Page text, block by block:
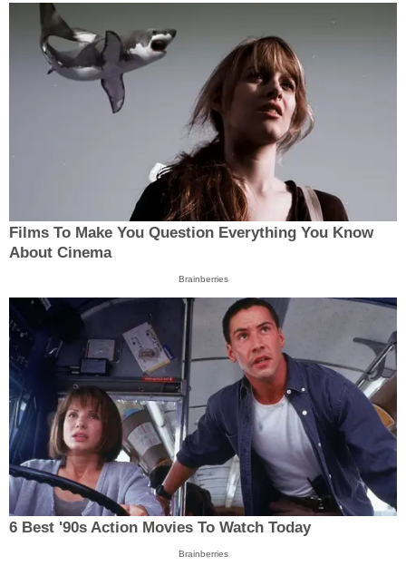
Films To Make You Question Everything You Know
About Cinema
Brainberries
6 Best '90s Action Movies To Watch Today
Brainberries